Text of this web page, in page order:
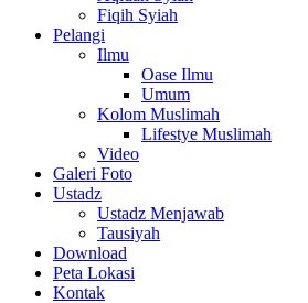
Fiqih Syiah
Pelangi
Ilmu
Oase Ilmu
Umum
Kolom Muslimah
Lifestye Muslimah
Video
Galeri Foto
Ustadz
Ustadz Menjawab
Tausiyah
Download
Peta Lokasi
Kontak